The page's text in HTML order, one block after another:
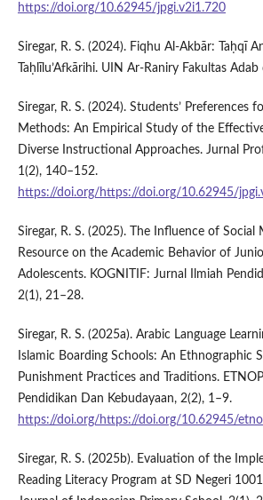
https://doi.org/10.62945/jpgi.v2i1.720
Siregar, R. S. (2024). Fiqhu Al-Akbār: Taḥqī
Taḥlīlu’Afkārihi. UIN Ar-Raniry Fakultas
Siregar, R. S. (2024). Students’ Preferences
Methods: An Empirical Study of the
Diverse Instructional Approaches. Jurnal
1(2), 140–152.
https://doi.org/https://doi.org/10.62945/
Siregar, R. S. (2025). The Influence of Social
Resource on the Academic Behavior of
Adolescents. KOGNITIF: Jurnal Ilmiah
2(1), 21–28.
Siregar, R. S. (2025a). Arabic Language
Islamic Boarding Schools: An Ethnographic
Punishment Practices and Traditions.
Pendidikan Dan Kebudayaan, 2(2), 1–9.
https://doi.org/https://doi.org/10.62945/
Siregar, R. S. (2025b). Evaluation of the
Reading Literacy Program at SD Negeri